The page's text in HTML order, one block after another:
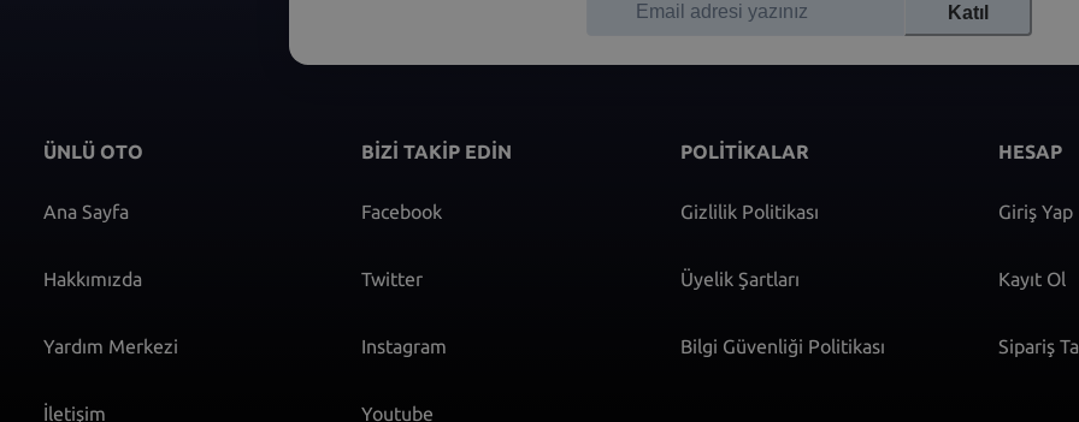
Katıl
ÜNLÜ OTO
Ana Sayfa
Hakkımızda
Yardım Merkezi
İletişim
BİZİ TAKİP EDİN
Facebook
Twitter
Instagram
Youtube
POLİTİKALAR
Gizlilik Politikası
Üyelik Şartları
Bilgi Güvenliği Politikası
HESAP
Giriş Yap
Kayıt Ol
Sipariş